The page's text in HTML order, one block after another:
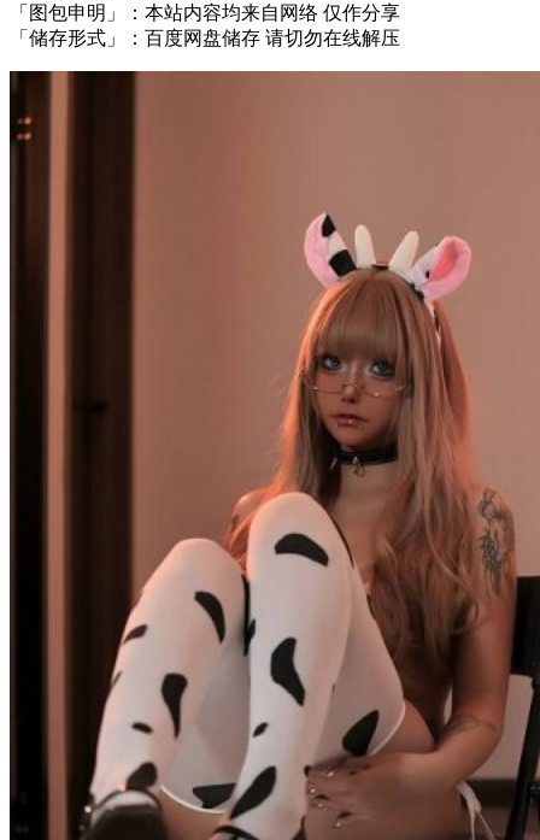
「图包申明」：本站内容均来自网络 仅作分享
「储存形式」：百度网盘储存 请切勿在线解压